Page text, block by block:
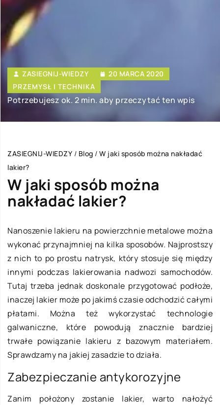
ZASIEGNIJ-WIEDZY
20 MARCA 2020
PRZEMYSŁ I TECHNIKA
Potrzebujesz ok. 2 min. aby przeczytać ten wpis
ZASIEGNIJ-WIEDZY / Blog / W jaki sposób można nakładać
lakier?
W jaki sposób można
nakładać lakier?
Nanoszenie lakieru na powierzchnie metalowe można
wykonać przynajmniej na kilka sposobów. Najprostszy
z nich to po prostu natrysk, który stosuje się między
innymi podczas lakierowania nadwozi samochodów.
Tutaj trzeba jednak doskonale przygotować podłoże,
inaczej lakier może po jakimś czasie odchodzić całymi
płatami. Można też wykorzystać technologie
galwaniczne, które powodują znacznie bardziej
trwałe powiązanie lakieru z bazowym materiałem.
Sprawdzamy na jakiej zasadzie to działa.
Zabezpieczanie antykorozyjne
Zanim położony zostanie lakier, warto nałożyć